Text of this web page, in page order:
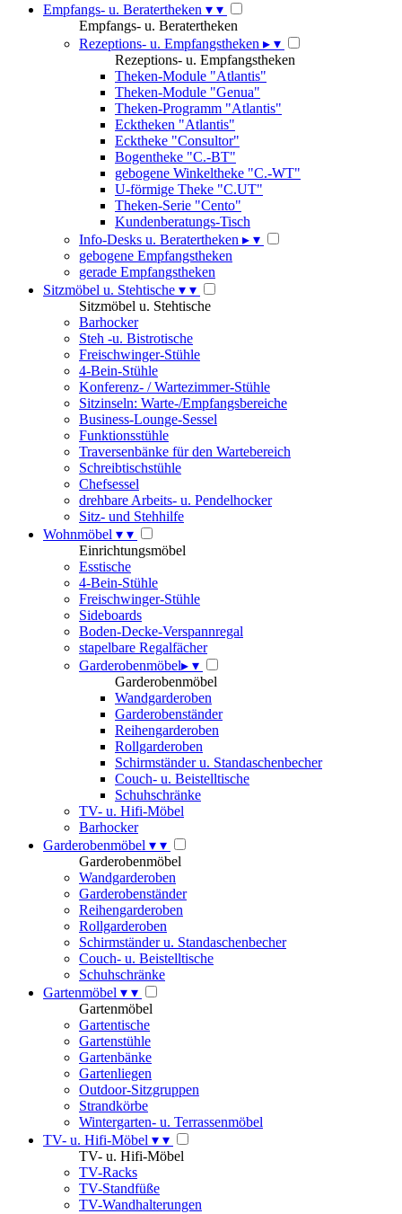
Empfangs- u. Beratertheken ▾ ▾
Empfangs- u. Beratertheken
Rezeptions- u. Empfangstheken ▸ ▾
Rezeptions- u. Empfangstheken
Theken-Module "Atlantis"
Theken-Module "Genua"
Theken-Programm "Atlantis"
Ecktheken "Atlantis"
Ecktheke "Consultor"
Bogentheke "C.-BT"
gebogene Winkeltheke "C.-WT"
U-förmige Theke "C.UT"
Theken-Serie "Cento"
Kundenberatungs-Tisch
Info-Desks u. Beratertheken ▸ ▾
gebogene Empfangstheken
gerade Empfangstheken
Sitzmöbel u. Stehtische ▾ ▾
Sitzmöbel u. Stehtische
Barhocker
Steh -u. Bistrotische
Freischwinger-Stühle
4-Bein-Stühle
Konferenz- / Wartezimmer-Stühle
Sitzinseln: Warte-/Empfangsbereiche
Business-Lounge-Sessel
Funktionsstühle
Traversenbänke für den Wartebereich
Schreibtischstühle
Chefsessel
drehbare Arbeits- u. Pendelhocker
Sitz- und Stehhilfe
Wohnmöbel ▾ ▾
Einrichtungsmöbel
Esstische
4-Bein-Stühle
Freischwinger-Stühle
Sideboards
Boden-Decke-Verspannregal
stapelbare Regalfächer
Garderobenmöbel▸ ▾
Garderobenmöbel
Wandgarderoben
Garderobenständer
Reihengarderoben
Rollgarderoben
Schirmständer u. Standaschenbecher
Couch- u. Beistelltische
Schuhschränke
TV- u. Hifi-Möbel
Barhocker
Garderobenmöbel ▾ ▾
Garderobenmöbel
Wandgarderoben
Garderobenständer
Reihengarderoben
Rollgarderoben
Schirmständer u. Standaschenbecher
Couch- u. Beistelltische
Schuhschränke
Gartenmöbel ▾ ▾
Gartenmöbel
Gartentische
Gartenstühle
Gartenbänke
Gartenliegen
Outdoor-Sitzgruppen
Strandkörbe
Wintergarten- u. Terrassenmöbel
TV- u. Hifi-Möbel ▾ ▾
TV- u. Hifi-Möbel
TV-Racks
TV-Standfüße
TV-Wandhalterungen